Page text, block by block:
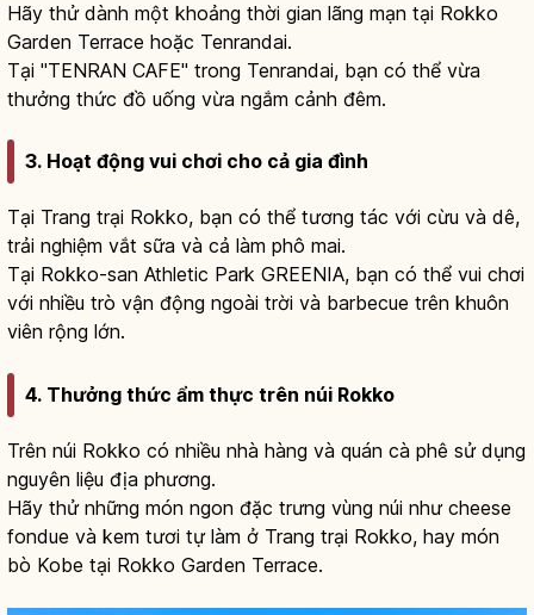
Hãy thử dành một khoảng thời gian lãng mạn tại Rokko
Garden Terrace hoặc Tenrandai.
Tại "TENRAN CAFE" trong Tenrandai, bạn có thể vừa
thưởng thức đồ uống vừa ngắm cảnh đêm.
3. Hoạt động vui chơi cho cả gia đình
Tại Trang trại Rokko, bạn có thể tương tác với cừu và dê,
trải nghiệm vắt sữa và cả làm phô mai.
Tại Rokko-san Athletic Park GREENIA, bạn có thể vui chơi
với nhiều trò vận động ngoài trời và barbecue trên khuôn
viên rộng lớn.
4. Thưởng thức ẩm thực trên núi Rokko
Trên núi Rokko có nhiều nhà hàng và quán cà phê sử dụng
nguyên liệu địa phương.
Hãy thử những món ngon đặc trưng vùng núi như cheese
fondue và kem tươi tự làm ở Trang trại Rokko, hay món
bò Kobe tại Rokko Garden Terrace.